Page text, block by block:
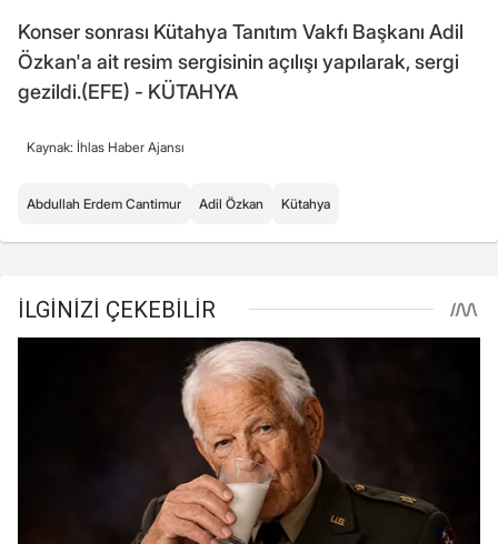
Konser sonrası Kütahya Tanıtım Vakfı Başkanı Adil
Özkan'a ait resim sergisinin açılışı yapılarak, sergi
gezildi.(EFE) - KÜTAHYA
Kaynak: İhlas Haber Ajansı
Abdullah Erdem Cantimur Adil Özkan Kütahya